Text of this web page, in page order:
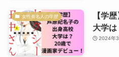
女性有名人の学歴
【学
大学は
2024年